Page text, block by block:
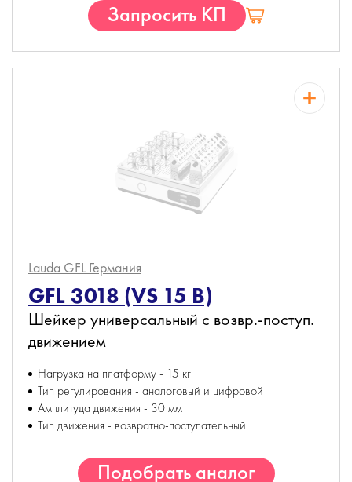
Запросить КП
Lauda GFL Германия
GFL 3018 (VS 15 B)
Шейкер универсальный с возвр.-поступ.
движением
Нагрузка на платформу - 15 кг
Тип регулирования - аналоговый и цифровой
Амплитуда движения - 30 мм
Тип движения - возвратно-поступательный
Подобрать аналог